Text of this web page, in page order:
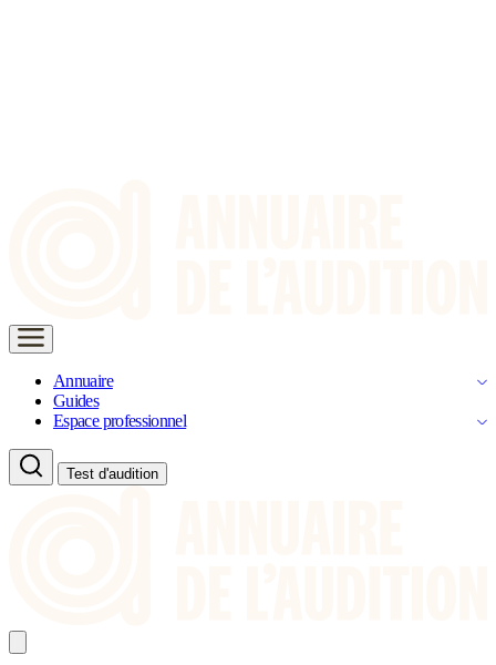
Annuaire
Guides
Espace professionnel
Test d'audition